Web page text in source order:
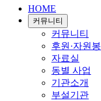
HOME
커뮤니티
커뮤니티
후원·자원
자료실
동별 사업
기관소개
부설기관